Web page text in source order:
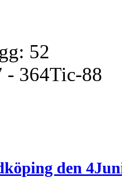
52
- 364Tic-88
den